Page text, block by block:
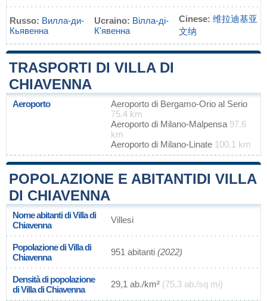
Russo: Вилла-ди-
Кьявенна
Ucraino: Вілла-ді-
К'явенна
Cinese: 维拉迪基亚
文纳
TRASPORTI DI VILLA DI
CHIAVENNA
Aeroporto
Aeroporto di Bergamo-Orio al Serio
75.4 km
Aeroporto di Milano-Malpensa 97.6
km
Aeroporto di Milano-Linate 100.1 km
POPOLAZIONE E ABITANTIDI VILLA
DI CHIAVENNA
Nome abitanti di Villa di
Chiavenna
Villesi
Popolazione di Villa di
Chiavenna
951 abitanti (2022)
Densità di popolazione
di Villa di Chiavenna
29,1 ab./km² (75,3 ab./sq mi)